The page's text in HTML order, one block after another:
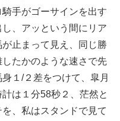
手がゴーサインを出す
、アッという間にリア
止まって見え、同じ勝
たかのような速さで先
１/２差をつけて、皐月
は１分58秒２、茫然と
、私はスタンドで見て